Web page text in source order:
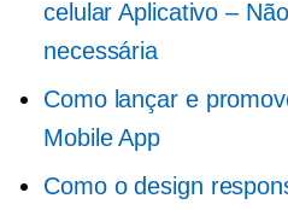
celularAplicativo – Não
necessária
Como lançar e
Mobile App
Como o design